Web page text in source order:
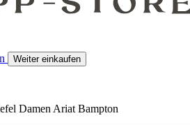
Weiter einkaufen
Damen Ariat Bampton